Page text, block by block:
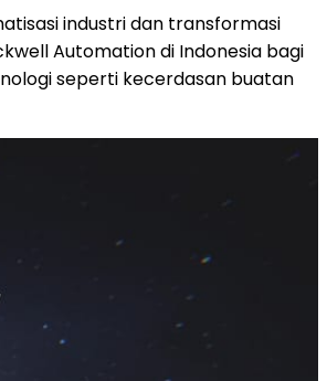
industri dan transformasi
Automation di Indonesia bagi
seperti kecerdasan buatan